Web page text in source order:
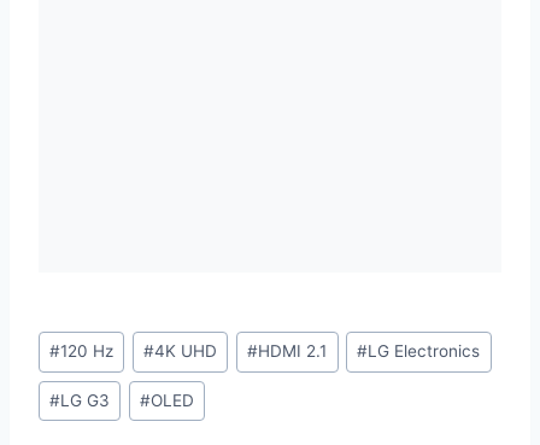
Étiquettes
de
la
#120 Hz #4K UHD #HDMI 2.1 #LG Electronics
#LG G3 #OLED